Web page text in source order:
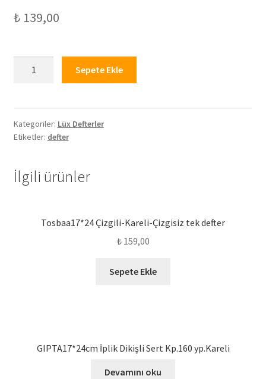
₺139,00
Kapak
20*28
Çizgisiz
Defter
Sepete Ekle
Kategoriler: Lüx Defterler
Etiketler: defter
İlgili ürünler
Tosbaa17*24 Çizgili-Kareli-Çizgisiz tek defter
₺159,00
Sepete Ekle
GIPTA17*24cm İplik Dikişli Sert Kp.160 yp.Kareli
Devamını oku